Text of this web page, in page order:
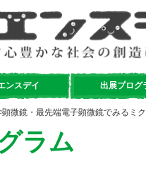
ンスデイ 出展プログ
微鏡・最先端電子顕微鏡でみるミ
ラム